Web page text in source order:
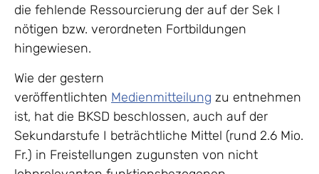
die fehlende Ressourcierung der auf der Sek I
nötigen bzw. verordneten Fortbildungen
hingewiesen.
Wie der gestern
veröffentlichten Medienmitteilung zu entnehmen
ist, hat die BKSD beschlossen, auch auf der
Sekundarstufe I beträchtliche Mittel (rund 2.6 Mio.
Fr.) in Freistellungen zugunsten von nicht